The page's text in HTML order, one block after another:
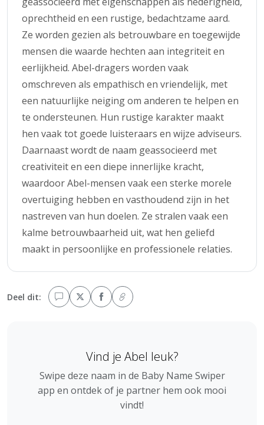
oprechtheid en een rustige, bedachtzame aard.
Ze worden gezien als betrouwbare en toegewijde
mensen die waarde hechten aan integriteit en
eerlijkheid. Abel-dragers worden vaak
omschreven als empathisch en vriendelijk, met
een natuurlijke neiging om anderen te helpen en
te ondersteunen. Hun rustige karakter maakt
hen vaak tot goede luisteraars en wijze adviseurs.
Daarnaast wordt de naam geassocieerd met
creativiteit en een diepe innerlijke kracht,
waardoor Abel-mensen vaak een sterke morele
overtuiging hebben en vasthoudend zijn in het
nastreven van hun doelen. Ze stralen vaak een
kalme betrouwbaarheid uit, wat hen geliefd
maakt in persoonlijke en professionele relaties.
Deel dit:
Vind je Abel leuk?
Swipe deze naam in de Baby Name Swiper
app en ontdek of je partner hem ook mooi
vindt!